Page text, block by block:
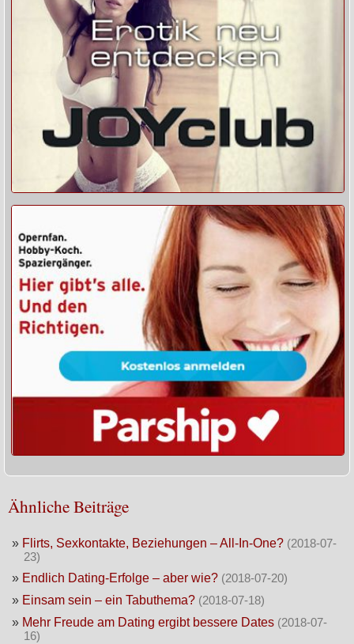
Ähnliche Beiträge
» Flirts, Sexkontakte, Beziehungen – All-In-One? (2018-07-
23)
» Endlich Dating-Erfolge – aber wie? (2018-07-20)
» Einsam sein – ein Tabuthema? (2018-07-18)
» Mehr Freude am Dating ergibt bessere Dates (2018-07-
16)